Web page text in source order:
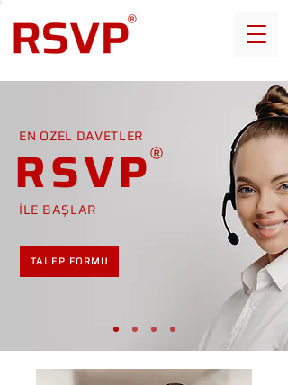
EN ÖZEL DAVETLER
RSVP
İLE BAŞLAR
TALEP FORMU